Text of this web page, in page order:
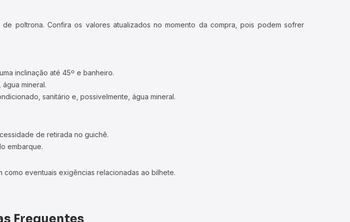
poltrona. Confira os valores atualizados no momento da compra, pois podem sofrer
inclinação até 45º e banheiro.
mineral.
sanitário e, possivelmente, água mineral.
de retirada no guichê.
embarque.
eventuais exigências relacionadas ao bilhete.
Frequentes